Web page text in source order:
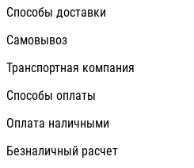
Способы доставки
Самовывоз
Транспортная компания
Способы оплаты
Оплата наличными
Безналичный расчет